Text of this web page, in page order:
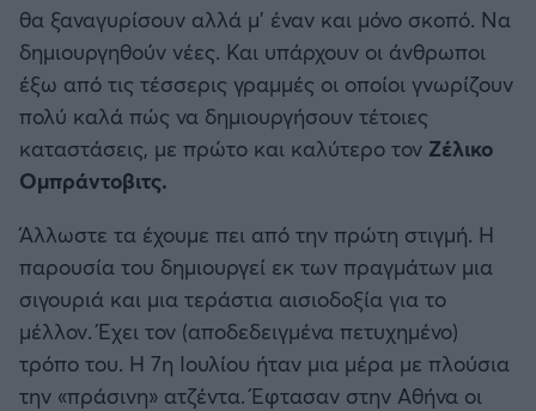
θα ξαναγυρίσουν αλλά μ' έναν και μόνο σκοπό. Να
δημιουργηθούν νέες. Και υπάρχουν οι άνθρωποι
έξω από τις τέσσερις γραμμές οι οποίοι γνωρίζουν
πολύ καλά πώς να δημιουργήσουν τέτοιες
καταστάσεις, με πρώτο και καλύτερο τον Ζέλικο
Ομπράντοβιτς.
Άλλωστε τα έχουμε πει από την πρώτη στιγμή. Η
παρουσία του δημιουργεί εκ των πραγμάτων μια
σιγουριά και μια τεράστια αισιοδοξία για το
μέλλον. Έχει τον (αποδεδειγμένα πετυχημένο)
τρόπο του. Η 7η Ιουλίου ήταν μια μέρα με πλούσια
την «πράσινη» ατζέντα. Έφτασαν στην Αθήνα οι